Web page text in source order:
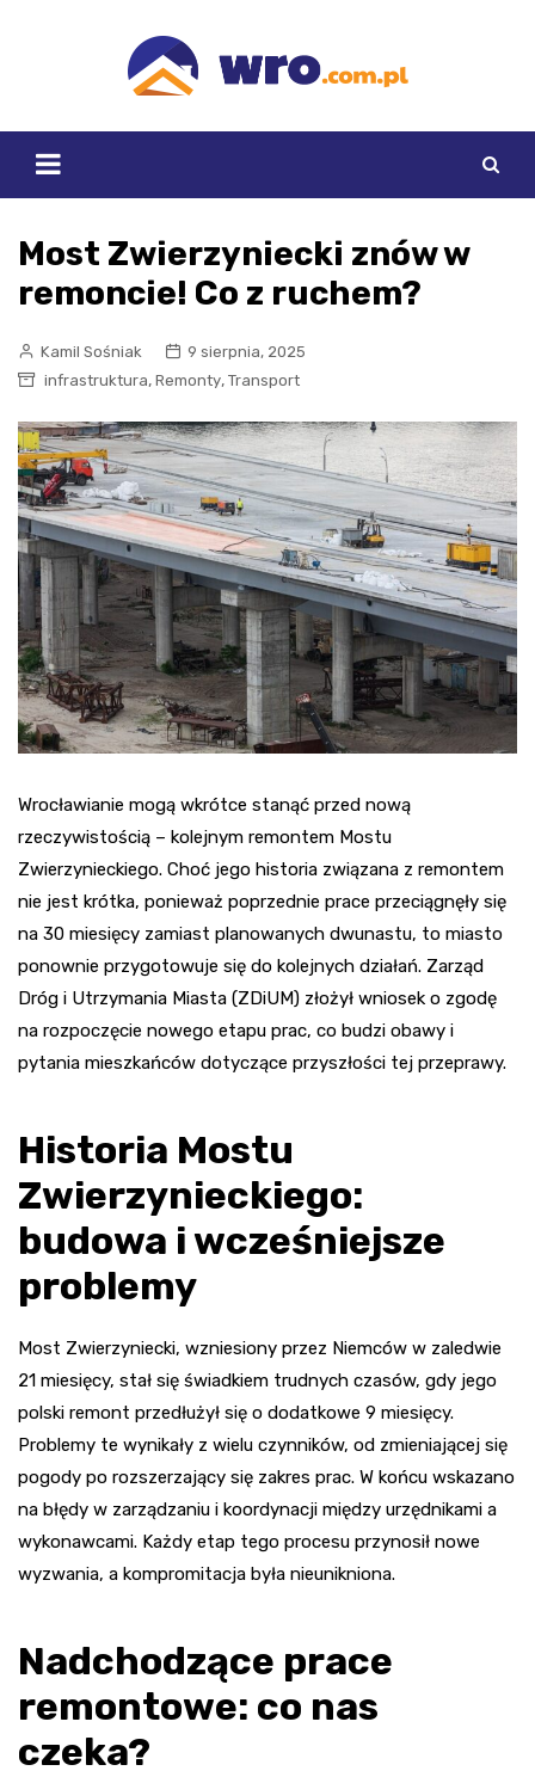
Most Zwierzyniecki znów w
remoncie! Co z ruchem?
Kamil Sośniak
9 sierpnia, 2025
infrastruktura, Remonty, Transport
Wrocławianie mogą wkrótce stanąć przed nową
rzeczywistością – kolejnym remontem Mostu
Zwierzynieckiego. Choć jego historia związana z remontem
nie jest krótka, ponieważ poprzednie prace przeciągnęły się
na 30 miesięcy zamiast planowanych dwunastu, to miasto
ponownie przygotowuje się do kolejnych działań. Zarząd
Dróg i Utrzymania Miasta (ZDiUM) złożył wniosek o zgodę
na rozpoczęcie nowego etapu prac, co budzi obawy i
pytania mieszkańców dotyczące przyszłości tej przeprawy.
Historia Mostu
Zwierzynieckiego:
budowa i wcześniejsze
problemy
Most Zwierzyniecki, wzniesiony przez Niemców w zaledwie
21 miesięcy, stał się świadkiem trudnych czasów, gdy jego
polski remont przedłużył się o dodatkowe 9 miesięcy.
Problemy te wynikały z wielu czynników, od zmieniającej się
pogody po rozszerzający się zakres prac. W końcu wskazano
na błędy w zarządzaniu i koordynacji między urzędnikami a
wykonawcami. Każdy etap tego procesu przynosił nowe
wyzwania, a kompromitacja była nieunikniona.
Nadchodzące prace
remontowe: co nas
czeka?